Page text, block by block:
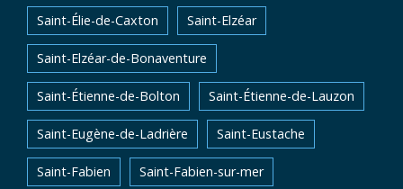
Saint-Élie-de-Caxton Saint-Elzéar
Saint-Elzéar-de-Bonaventure
Saint-Étienne-de-Bolton Saint-Étienne-de-Lauzon
Saint-Eugène-de-Ladrière Saint-Eustache
Saint-Fabien Saint-Fabien-sur-mer